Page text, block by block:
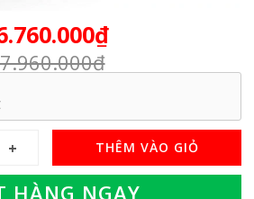
7.960.000₫
THÊM VÀO GIỎ
HÀNG NGAY